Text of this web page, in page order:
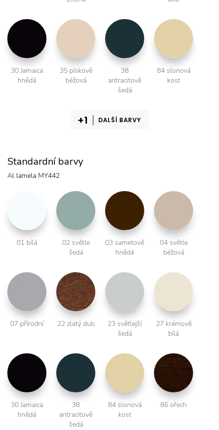
30 Jamaica
hnědá
35 pískově
béžová
38
antracitově
šedá
84 slonová
kost
DALŠÍ BARVY
Standardní barvy
Al lamela MY442
01 bílá
02 světle
šedá
03 sametově
hnědá
04 světle
béžová
07 přírodní 22 zlatý dub
23 světlejší
šedá
27 krémově
bílá
30 Jamaica
hnědá
38
antracitově
šedá
84 slonová
kost
86 ořech